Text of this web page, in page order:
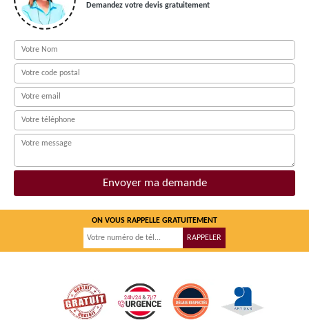
Demandez votre devis gratuitement
ON VOUS RAPPELLE GRATUITEMENT